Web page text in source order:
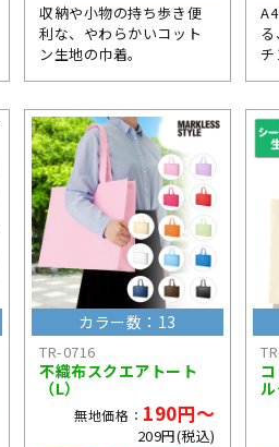
収納や小物の持ち歩き便
利な、やわらかいコット
ン生地の巾着。
チ
カラー数：13
TR-0716
不織布スクエアトート
（L）
無地価格： 190円～
209円(税込)